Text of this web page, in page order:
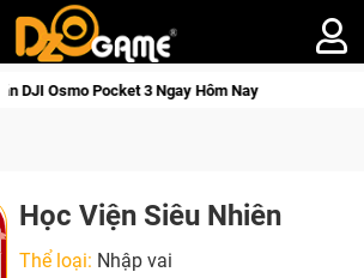
Pocket 3 Ngay Hôm Nay
Học Viện Siêu Nhiên
Thể loại: Nhập vai